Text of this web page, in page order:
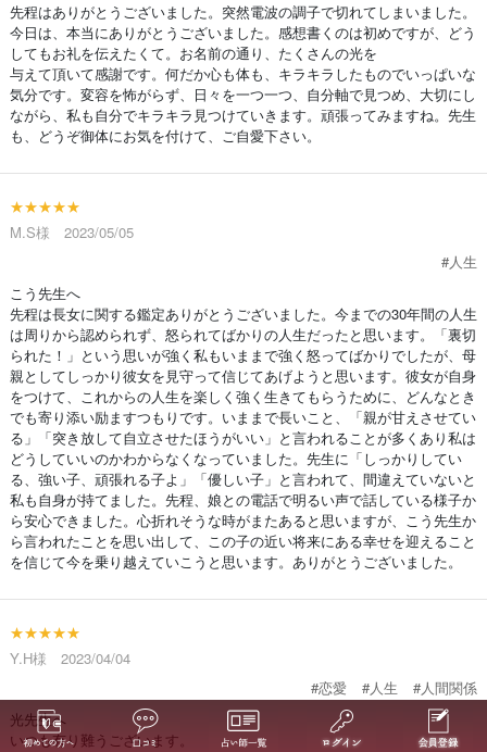
先程はありがとうございました。突然電波の調子で切れてしまいました。
今日は、本当にありがとうございました。感想書くのは初めですが、どう
してもお礼を伝えたくて。お名前の通り、たくさんの光を
与えて頂いて感謝です。何だか心も体も、キラキラしたものでいっぱいな
気分です。変容を怖がらず、日々を一つ一つ、自分軸で見つめ、大切にし
ながら、私も自分でキラキラ見つけていきます。頑張ってみますね。先生
も、どうぞ御体にお気を付けて、ご自愛下さい。
★★★★★
M.S様 2023/05/05
#人生
こう先生へ
先程は長女に関する鑑定ありがとうございました。今までの30年間の人生
は周りから認められず、怒られてばかりの人生だったと思います。「裏切
られた！」という思いが強く私もいままで強く怒ってばかりでしたが、母
親としてしっかり彼女を見守って信じてあげようと思います。彼女が自身
をつけて、これからの人生を楽しく強く生きてもらうために、どんなとき
でも寄り添い励ますつもりです。いままで長いこと、「親が甘えさせてい
る」「突き放して自立させたほうがいい」と言われることが多くあり私は
どうしていいのかわからなくなっていました。先生に「しっかりしてい
る、強い子、頑張れる子よ」「優しい子」と言われて、間違えていないと
私も自身が持てました。先程、娘との電話で明るい声で話している様子か
ら安心できました。心折れそうな時がまたあると思いますが、こう先生か
ら言われたことを思い出して、この子の近い将来にある幸せを迎えること
を信じて今を乗り越えていこうと思います。ありがとうございました。
★★★★★
Y.H様 2023/04/04
#恋愛
#人生
#人間関係
光先生へ
いつも有り難うございます。